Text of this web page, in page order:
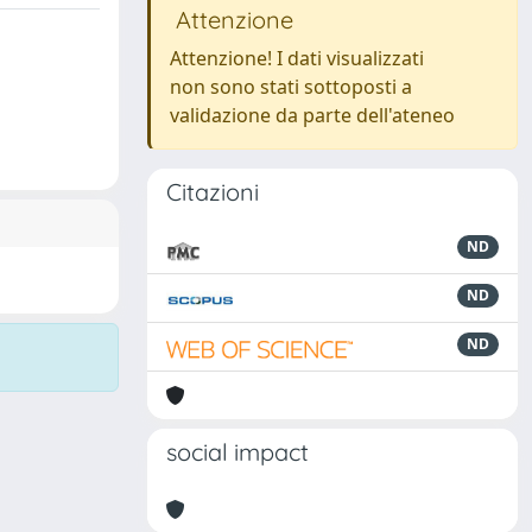
Attenzione
Attenzione! I dati visualizzati
non sono stati sottoposti a
validazione da parte dell'ateneo
Citazioni
ND
ND
ND
social impact